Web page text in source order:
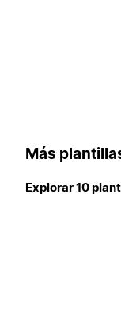
Más
Explorar 10